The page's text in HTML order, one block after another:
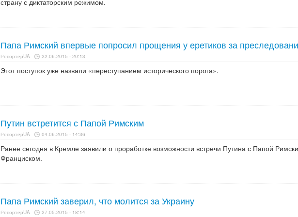
страну с диктаторским режимом.
Папа Римский впервые попросил прощения у еретиков за
РепортерUA 22.06.2015 - 20:13
Этот поступок уже назвали «переступанием исторического порога».
Путин встретится с Папой Римским
РепортерUA 04.06.2015 - 14:36
Ранее сегодня в Кремле заявили о проработке возможности встречи Путина с Папой
Франциском.
Папа Римский заверил, что молится за Украину
РепортерUA 27.05.2015 - 18:14